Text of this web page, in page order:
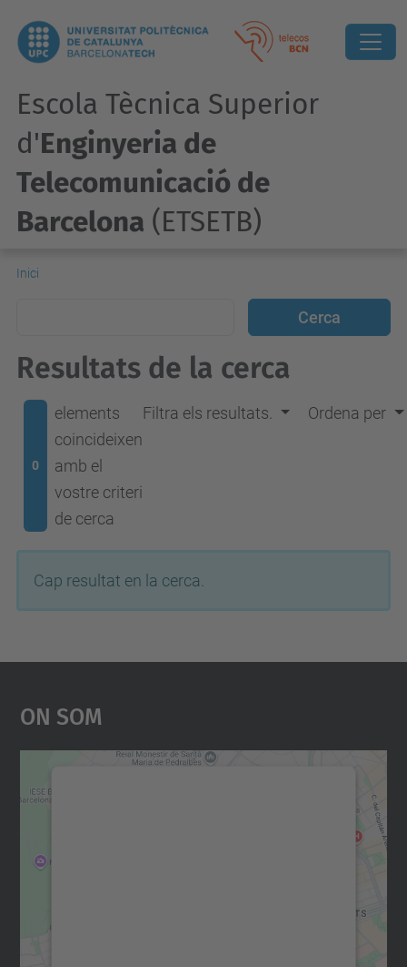
Escola Tècnica Superior
d'Enginyeria de
Telecomunicació de
Barcelona (ETSETB)
Inici
Resultats de la cerca
0
elements
coincideixen
amb el
vostre criteri
de cerca
Filtra els resultats. Ordena per
Cap resultat en la cerca.
On Som